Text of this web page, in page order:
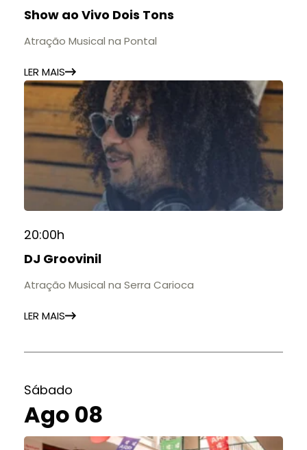
Show ao Vivo Dois Tons
Atração Musical na Pontal
LER MAIS
20:00h
DJ Groovinil
Atração Musical na Serra Carioca
LER MAIS
Sábado
Ago 08